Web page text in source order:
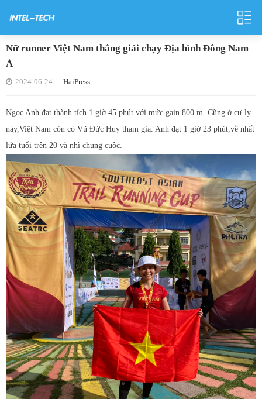
Nữ runner Việt Nam thắng giải chạy Địa hình Đông Nam
Á
2024-06-24 HaiPress
Ngọc Anh đạt thành tích 1 giờ 45 phút với mức gain 800 m. Cũng ở cự ly
này,Việt Nam còn có Vũ Đức Huy tham gia. Anh đạt 1 giờ 23 phút,về nhất
lứa tuổi trên 20 và nhì chung cuộc.